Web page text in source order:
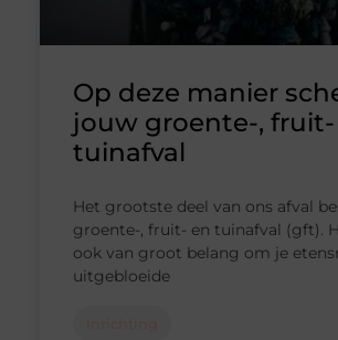
Op deze manier
jouw groente-, fruit-
tuinafval
Het grootste deel van ons afval
groente-, fruit- en tuinafval (gft).
ook van groot belang om je
uitgebloeide